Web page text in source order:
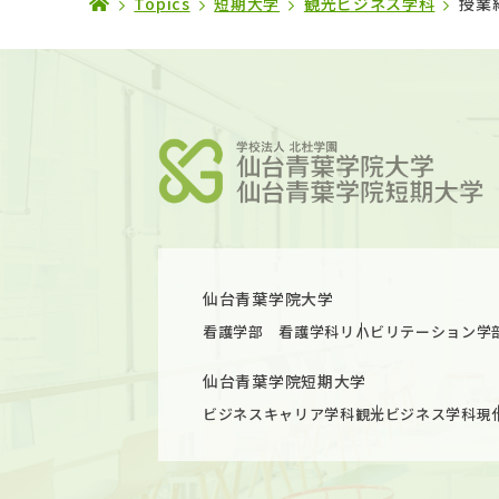
仙台青葉学院大学
看護学部 看護学科リハビリテーション
仙台青葉学院短期大学
ビジネスキャリア学科観光ビジネス学科現